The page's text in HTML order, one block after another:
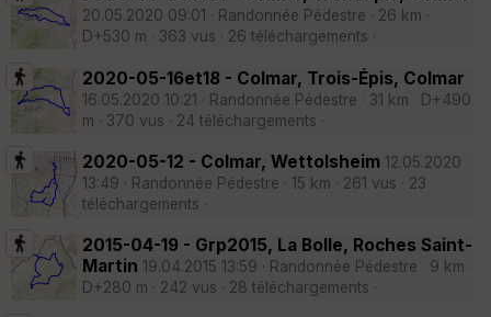
20.05.2020 09:01 · Randonnée Pédestre · 26 km ·
D+530 m · 363 vus · 26 téléchargements ·
2020-05-16et18 - Colmar, Trois-Épis, Colmar
16.05.2020 10:21 · Randonnée Pédestre · 31 km · D+490
m · 370 vus · 24 téléchargements ·
2020-05-12 - Colmar, Wettolsheim 12.05.2020
13:49 · Randonnée Pédestre · 15 km · 261 vus · 23
téléchargements ·
2015-04-19 - Grp2015, La Bolle, Roches Saint-
Martin 19.04.2015 13:59 · Randonnée Pédestre · 9 km ·
D+280 m · 242 vus · 28 téléchargements ·